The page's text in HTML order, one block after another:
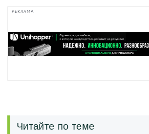
РЕКЛАМА
Читайте по теме